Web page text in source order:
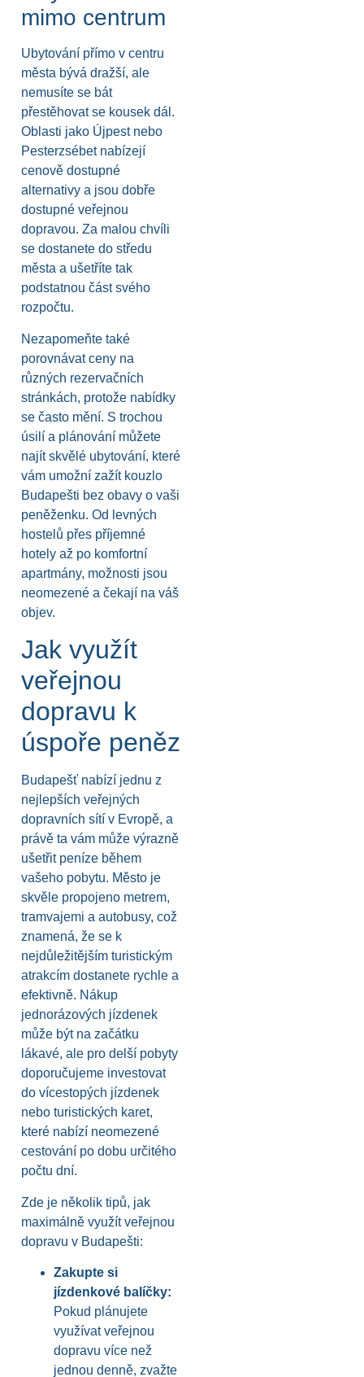
mimo centrum
Ubytování přímo v centru
města bývá dražší, ale
nemusíte se bát
přestěhovat se kousek dál.
Oblasti jako Újpest nebo
Pesterzsébet nabízejí
cenově dostupné
alternativy a jsou dobře
dostupné veřejnou
dopravou. Za malou chvíli
se dostanete do středu
města a ušetříte tak
podstatnou část svého
rozpočtu.
Nezapomeňte také
porovnávat ceny na
různých rezervačních
stránkách, protože nabídky
se často mění. S trochou
úsilí a plánování můžete
najít skvělé ubytování, které
vám umožní zažít kouzlo
Budapešti bez obavy o vaši
peněženku. Od levných
hostelů přes příjemné
hotely až po komfortní
apartmány, možnosti jsou
neomezené a čekají na váš
objev.
Jak využít
veřejnou
dopravu k
úspoře peněz
Budapešť nabízí jednu z
nejlepších veřejných
dopravních sítí v Evropě, a
právě ta vám může výrazně
ušetřit peníze během
vašeho pobytu. Město je
skvěle propojeno metrem,
tramvajemi a autobusy, což
znamená, že se k
nejdůležitějším turistickým
atrakcím dostanete rychle a
efektivně. Nákup
jednorázových jízdenek
může být na začátku
lákavé, ale pro delší pobyty
doporučujeme investovat
do vícestopých jízdenek
nebo turistických karet,
které nabízí neomezené
cestování po dobu určitého
počtu dní.
Zde je několik tipů, jak
maximálně využít veřejnou
dopravu v Budapešti:
Zakupte si
jízdenkové balíčky:
Pokud plánujete
využívat veřejnou
dopravu více než
jednou denně, zvažte